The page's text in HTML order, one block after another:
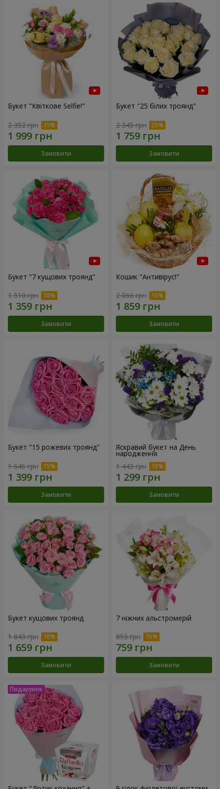
Букет "Квіткове Selfie!"
2 352 грн
Замовити
Букет "25 білих троянд"
2 345 грн
Замовити
Букет "7 кущових троянд"
1 510 грн
Замовити
Кошик "Антивірус!"
2 066 грн
Замовити
Букет "15 рожевих троянд"
1 646 грн
Замовити
Яскравий букет на День
народження
1 443 грн
Замовити
Букет кущових троянд
1 843 грн
Замовити
7 ніжних альстромерій
893 грн
Замовити